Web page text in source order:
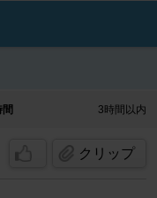
3時間以内
クリップ